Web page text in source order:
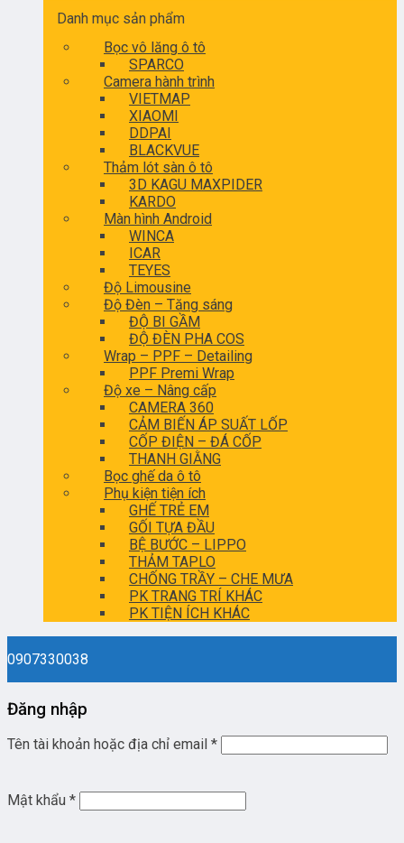
Danh mục sản phẩm
Bọc vô lăng ô tô
SPARCO
Camera hành trình
VIETMAP
XIAOMI
DDPAI
BLACKVUE
Thảm lót sàn ô tô
3D KAGU MAXPIDER
KARDO
Màn hình Android
WINCA
ICAR
TEYES
Độ Limousine
Độ Đèn – Tăng sáng
ĐỘ BI GẦM
ĐỘ ĐÈN PHA COS
Wrap – PPF – Detailing
PPF Premi Wrap
Độ xe – Nâng cấp
CAMERA 360
CẢM BIẾN ÁP SUẤT LỐP
CỐP ĐIỆN – ĐÁ CỐP
THANH GIẰNG
Bọc ghế da ô tô
Phụ kiện tiện ích
GHẾ TRẺ EM
GỐI TỰA ĐẦU
BỆ BƯỚC – LIPPO
THẢM TAPLO
CHỐNG TRẦY – CHE MƯA
PK TRANG TRÍ KHÁC
PK TIỆN ÍCH KHÁC
0907330038
Đăng nhập
Tên tài khoản hoặc địa chỉ email *
Mật khẩu *